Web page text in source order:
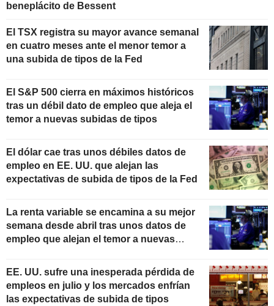
beneplácito de Bessent
El TSX registra su mayor avance semanal
en cuatro meses ante el menor temor a
una subida de tipos de la Fed
El S&P 500 cierra en máximos históricos
tras un débil dato de empleo que aleja el
temor a nuevas subidas de tipos
El dólar cae tras unos débiles datos de
empleo en EE. UU. que alejan las
expectativas de subida de tipos de la Fed
La renta variable se encamina a su mejor
semana desde abril tras unos datos de
empleo que alejan el temor a nuevas
EE. UU. sufre una inesperada pérdida de
empleos en julio y los mercados enfrían
las expectativas de subida de tipos